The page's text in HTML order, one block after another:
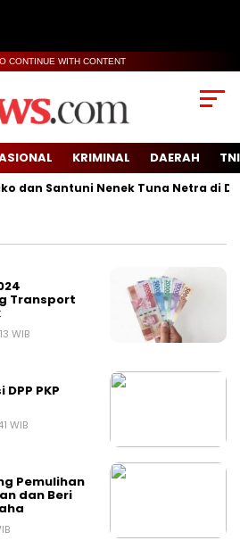
CONTINUE WITH CONTENT
KRIMINAL DAERAH
Santuni Nenek Tuna Netra di Desa
Transport
WIB
PKP
WIB
Pemulihan
dan Beri